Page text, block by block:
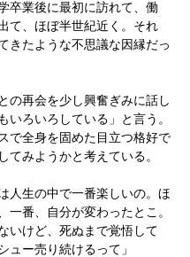
卒業後に最初に訪れて、働
て、ほぼ半世紀近く。それ
きたような不思議な因縁だっ
の再会を少し興奮ぎみに話し
いろいろしている」と言う。
で全身を固めた目立つ格好で
てみようかと考えている。
人生の中で一番楽しいの。ほ
一番、自分が変わったとこ。
いけど、死ぬまで覚悟して
ュー売り続けるって」